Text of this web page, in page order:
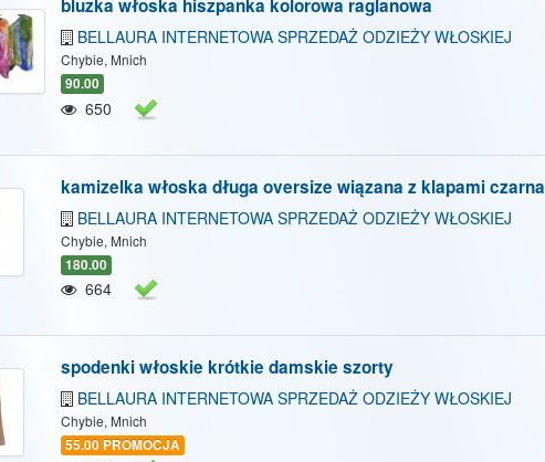
bluzka włoska hiszpanka kolorowa raglanowa
BELLAURA INTERNETOWA SPRZEDAŻ ODZIEŻY WŁOSKIEJ
Chybie, Mnich
90.00
650
kamizelka włoska długa oversize wiązana z klapami czarna
BELLAURA INTERNETOWA SPRZEDAŻ ODZIEŻY WŁOSKIEJ
Chybie, Mnich
180.00
664
spodenki włoskie krótkie damskie szorty
BELLAURA INTERNETOWA SPRZEDAŻ ODZIEŻY WŁOSKIEJ
Chybie, Mnich
55.00 PROMOCJA